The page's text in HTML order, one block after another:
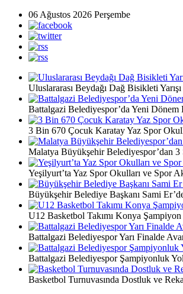
06 Ağustos 2026 Perşembe
Uluslararası Beydağı Dağ Bisikleti
Battalgazi Belediyespor’da Yeni Dönem
3 Bin 670 Çocuk Karatay Yaz Spor
Malatya Büyükşehir Belediyespor’dan
Yeşilyurt’ta Yaz Spor Okulları ve Spor
Büyükşehir Belediye Başkanı Sami
U12 Basketbol Takımı Konya
Battalgazi Belediyespor Yarı Finalde
Battalgazi Belediyespor Şampiyonluk
Basketbol Turnuvasında Dostluk ve